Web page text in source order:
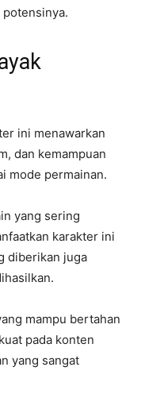
ini menawarkan
dan kemampuan
mode permainan.
yang sering
karakter ini
diberikan juga
mampu bertahan
pada konten
yang sangat